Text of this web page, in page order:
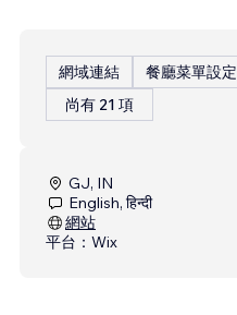
網域連結 餐廳菜單設定
尚有 21 項
GJ, IN
English, हिन्दी
網站
平台： Wix